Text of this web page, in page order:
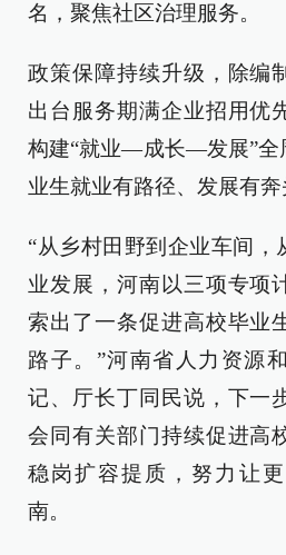
名，聚焦社区治理服务。
政策保障持续升级，除编
出台服务期满企业招用优
构建“就业—成长—发展”全
业生就业有路径、发展有奔
“从乡村田野到企业车间，
业发展，河南以三项专项
索出了一条促进高校毕业
路子。”河南省人力资源
记、厅长丁同民说，下一
会同有关部门持续促进高
稳岗扩容提质，努力让
南。